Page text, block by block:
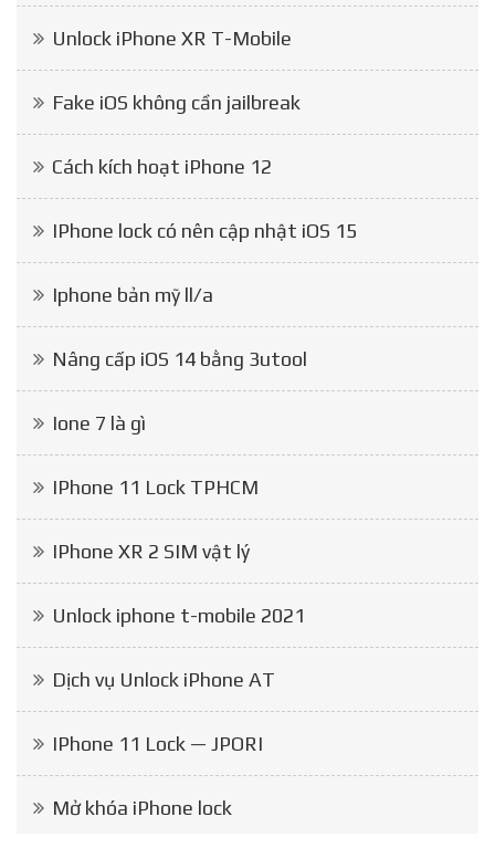
Unlock iPhone XR T-Mobile
Fake iOS không cần jailbreak
Cách kích hoạt iPhone 12
IPhone lock có nên cập nhật iOS 15
Iphone bản mỹ ll/a
Nâng cấp iOS 14 bằng 3utool
Ione 7 là gì
IPhone 11 Lock TPHCM
IPhone XR 2 SIM vật lý
Unlock iphone t-mobile 2021
Dịch vụ Unlock iPhone AT
IPhone 11 Lock — JPORI
Mở khóa iPhone lock